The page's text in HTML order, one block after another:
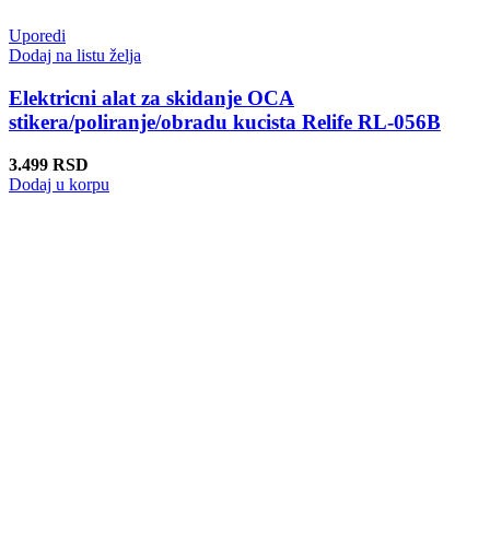
Uporedi
Dodaj na listu želja
Elektricni alat za skidanje OCA
stikera/poliranje/obradu kucista Relife RL-056B
3.499 RSD
Dodaj u korpu